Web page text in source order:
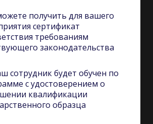
получить для вашего
сертификат
требованиям
законодательства
сотрудник будет обучен по
с удостоверением о
квалификации
образца